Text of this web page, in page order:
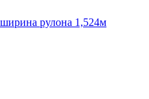
рулона 1,524м